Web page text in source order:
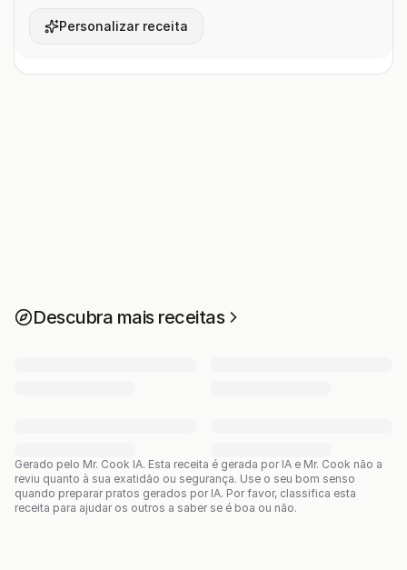
Personalizar receita
Descubra mais receitas
Gerado pelo Mr. Cook IA. Esta receita é gerada por IA e Mr. Cook não a
reviu quanto à sua exatidão ou segurança. Use o seu bom senso
quando preparar pratos gerados por IA. Por favor, classifica esta
receita para ajudar os outros a saber se é boa ou não.